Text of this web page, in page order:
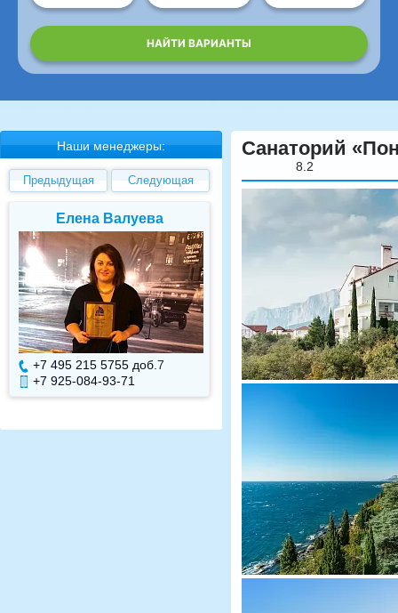
НАЙТИ ВАРИАНТЫ
Наши менеджеры:
Предыдущая Следующая
Елена Валуева
+7 495 215 5755 доб. 7
+7 925-084-93-71
Светлана
+7 495 215 5755 доб.
+7 925-084-93-70
Санаторий
8.2